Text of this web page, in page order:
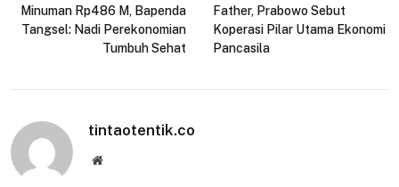
Minuman Rp486 M, Bapenda
Tangsel: Nadi Perekonomian
Tumbuh Sehat
Father, Prabowo Sebut
Koperasi Pilar Utama Ekonomi
Pancasila
tintaotentik.co
Website